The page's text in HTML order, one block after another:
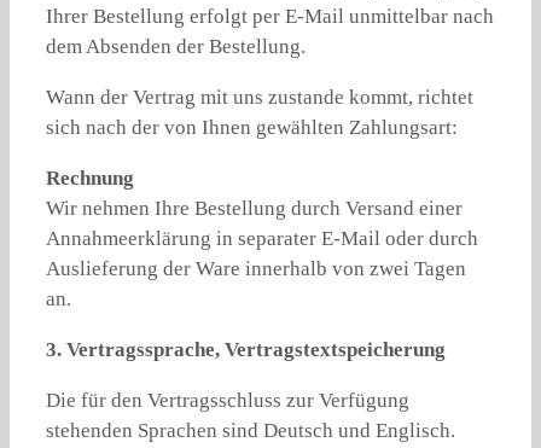
Ihrer Bestellung erfolgt per E-Mail unmittelbar nach
dem Absenden der Bestellung.
Wann der Vertrag mit uns zustande kommt, richtet
sich nach der von Ihnen gewählten Zahlungsart:
Rechnung
Wir nehmen Ihre Bestellung durch Versand einer
Annahmeerklärung in separater E-Mail oder durch
Auslieferung der Ware innerhalb von zwei Tagen
an.
3. Vertragssprache, Vertragstextspeicherung
Die für den Vertragsschluss zur Verfügung
stehenden Sprachen sind Deutsch und Englisch.